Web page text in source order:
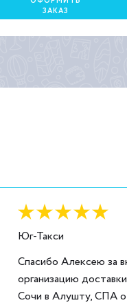
ЗАКАЗ
Юг-Такси
Спасибо Алексею за
организацию
Сочи в Алушту, СПА